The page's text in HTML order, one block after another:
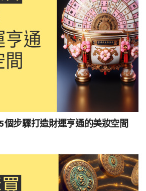
個步驟打造財運亨通的美妝空間